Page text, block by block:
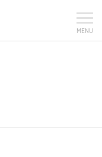
MENU